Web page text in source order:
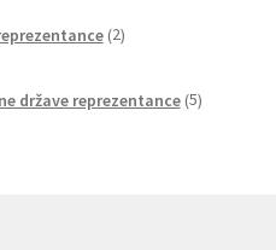
2izdelka
države reprezentance 5izdelkov